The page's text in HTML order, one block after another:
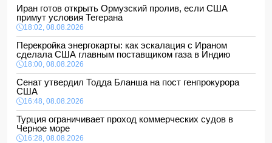
Иран готов открыть Ормузский пролив, если США
примут условия Тегерана
18:02, 08.08.2026
Перекройка энергокарты: как эскалация с Ираном
сделала США главным поставщиком газа в Индию
18:00, 08.08.2026
Сенат утвердил Тодда Бланша на пост генпрокурора
США
16:48, 08.08.2026
Турция ограничивает проход коммерческих судов в
Черное море
16:28, 08.08.2026